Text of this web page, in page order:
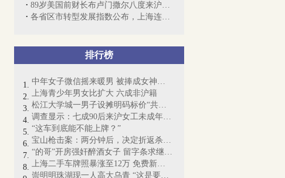
89岁美国前财长布卢门撒尔八度来沪“寻根”
各省区市转型发展指数公布，上海连续四年...
排行榜
中年女子微信摇来暖男 被捧成女神却丧命
上海青少年男女比扩大 六成非沪籍
松江大学城一男子设摊明码标价“共享女友...
调查显示：七成90后来沪女工未成年时尝“...
“这车到底能不能上牌？”
宝山枪击案：两分钟后，决定折返杀人……
“的哥”开房强奸醉酒女子 留字条求继续交往
上海二手车牌照暴涨至12万 免费新能源牌...
崇明明珠湖现一人高大乌青 “这是要成精啊”